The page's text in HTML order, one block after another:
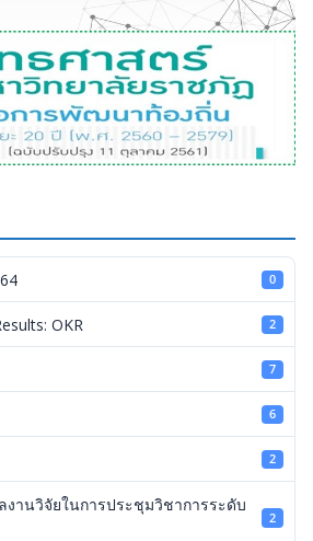
0
OKR 2
7
6
2
งานวิจัยในการประชุมวิชาการระดับ
2